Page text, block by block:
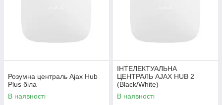
Розумна централь Ajax Hub
Plus біла
В наявності
ІНТЕЛЕКТУАЛЬНА
ЦЕНТРАЛЬ AJAX HUB 2
(Black/White)
В наявності